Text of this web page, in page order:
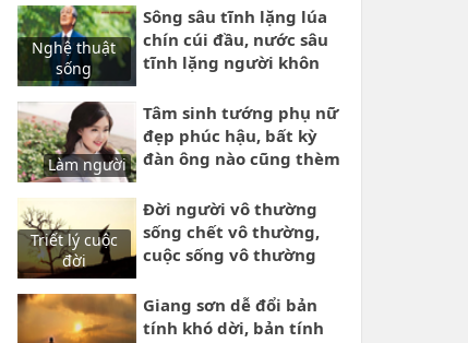
nhiều nơi để lập nghiệp
lớn
Nghệ thuật
sống
Sông sâu tĩnh lặng lúa
chín cúi đầu, nước sâu
tĩnh lặng người khôn
Làm người
Tâm sinh tướng phụ nữ
đẹp phúc hậu, bất kỳ
đàn ông nào cũng thèm
Triết lý cuộc
đời
Đời người vô thường
sống chết vô thường,
cuộc sống vô thường
mai
Giang sơn dễ đổi bản
tính khó dời, bản tính